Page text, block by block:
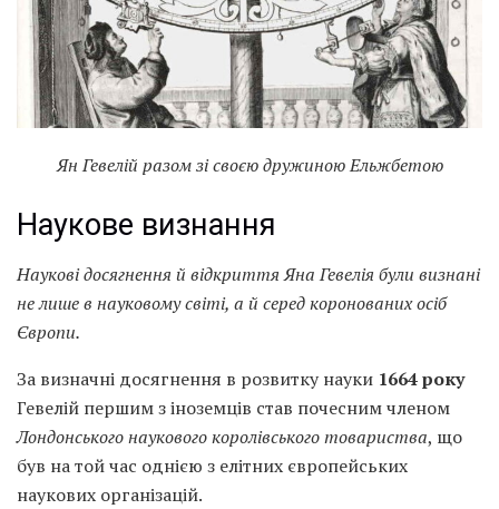
Ян Гевелій разом зі своєю дружиною Ельжбетою
Наукове визнання
Наукові досягнення й відкриття Яна Гевелія були визнані
нелише в науковому світі, а й серед коронованих осіб
Європи.
За визначні досягнення в розвитку науки 1664 року
Гевелій першим з іноземців став почесним членом
Лондонського наукового королівського товариства, що
був на той час однією з елітних європейських
наукових організацій.